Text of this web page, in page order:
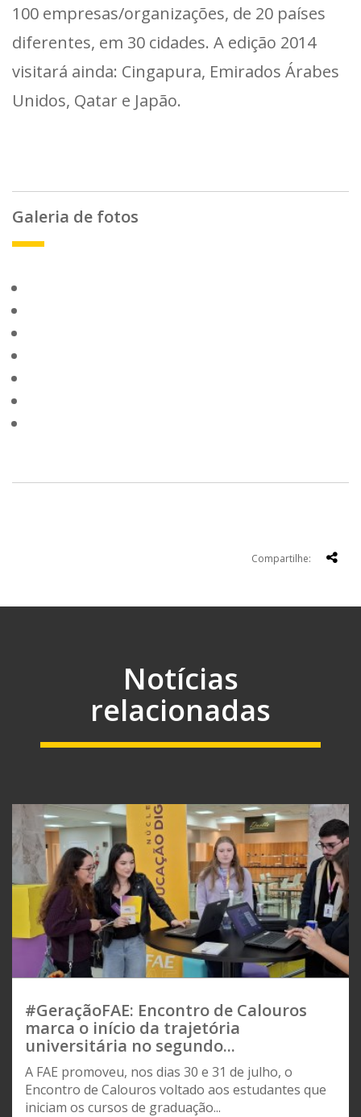
100 empresas/organizações, de 20 países
diferentes, em 30 cidades. A edição 2014
visitará ainda: Cingapura, Emirados Árabes
Unidos, Qatar e Japão.
Galeria de fotos
Compartilhe:
Notícias
relacionadas
#GeraçãoFAE: Encontro de Calouros
marca o início da trajetória
universitária no segundo...
A FAE promoveu, nos dias 30 e 31 de julho, o
Encontro de Calouros voltado aos estudantes que
iniciam os cursos de graduação...